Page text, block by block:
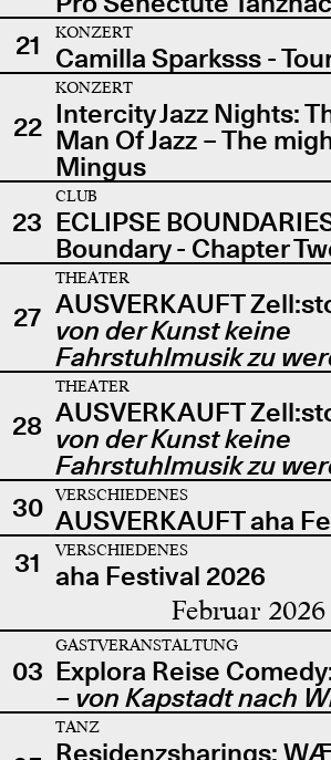
21
KONZERT
Camilla Sparksss -
22
KONZERT
Intercity Jazz Nights:
Man Of Jazz – The
Mingus
23
CLUB
ECLIPSE
Boundary - Chapter
27
THEATER
AUSVERKAUFT
von der Kunst keine
Fahrstuhlmusik zu
28
THEATER
AUSVERKAUFT
von der Kunst keine
Fahrstuhlmusik zu
30
VERSCHIEDENES
AUSVERKAUFT aha
31
VERSCHIEDENES
aha Festival 2026
Februar 2026
03
GASTVERANSTALTUNG
Explora Reise
– von Kapstadt nach
TANZ
Residenzsharings: